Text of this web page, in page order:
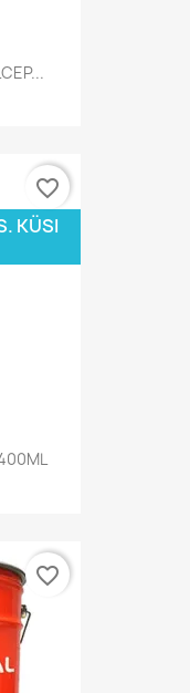
KÜSI
favorite_border
favorite_border